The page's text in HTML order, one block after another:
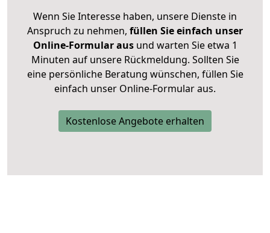
Wenn Sie Interesse haben, unsere Dienste in
Anspruch zu nehmen, füllen Sie einfach unser
Online-Formular ausund warten Sie etwa 1
Minuten auf unsere Rückmeldung. Sollten Sie
eine persönliche Beratung wünschen, füllen Sie
einfach unser Online-Formular aus.
Kostenlose Angebote erhalten